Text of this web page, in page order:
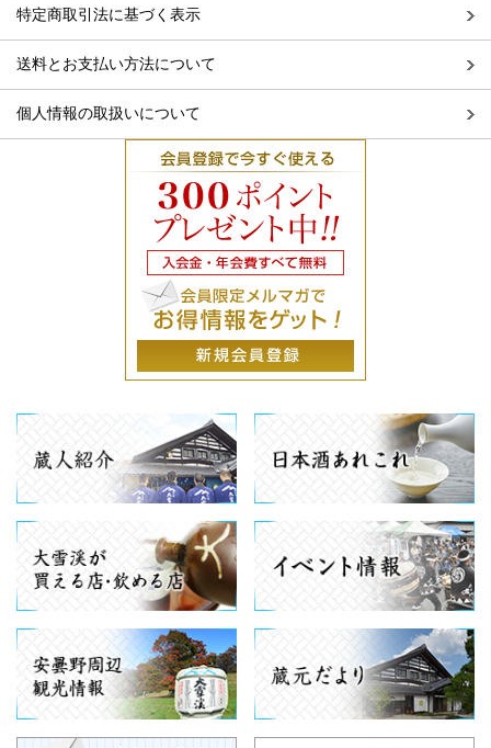
特定商取引法に基づく表示
送料とお支払い方法について
個人情報の取扱いについて